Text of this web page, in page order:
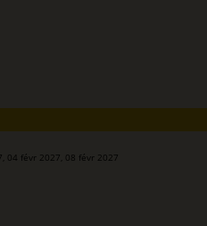
04 févr 2027, 08 févr 2027